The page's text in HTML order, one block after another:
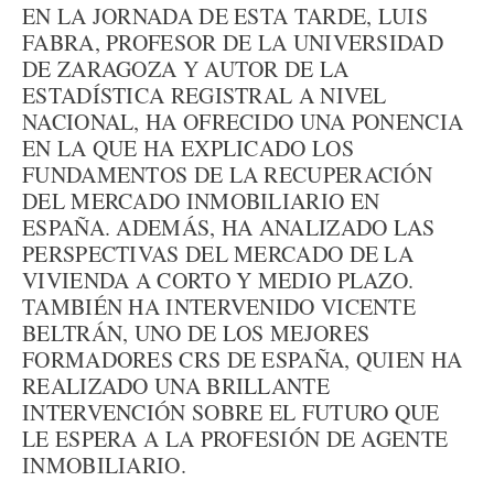
EN LA JORNADA DE ESTA TARDE, LUIS
FABRA, PROFESOR DE LA UNIVERSIDAD
DE ZARAGOZA Y AUTOR DE LA
ESTADÍSTICA REGISTRAL A NIVEL
NACIONAL, HA OFRECIDO UNA PONENCIA
EN LA QUE HA EXPLICADO LOS
FUNDAMENTOS DE LA RECUPERACIÓN
DEL MERCADO INMOBILIARIO EN
ESPAÑA. ADEMÁS, HA ANALIZADO LAS
PERSPECTIVAS DEL MERCADO DE LA
VIVIENDA A CORTO Y MEDIO PLAZO.
TAMBIÉN HA INTERVENIDO VICENTE
BELTRÁN, UNO DE LOS MEJORES
FORMADORES CRS DE ESPAÑA, QUIEN HA
REALIZADO UNA BRILLANTE
INTERVENCIÓN SOBRE EL FUTURO QUE
LE ESPERA A LA PROFESIÓN DE AGENTE
INMOBILIARIO.